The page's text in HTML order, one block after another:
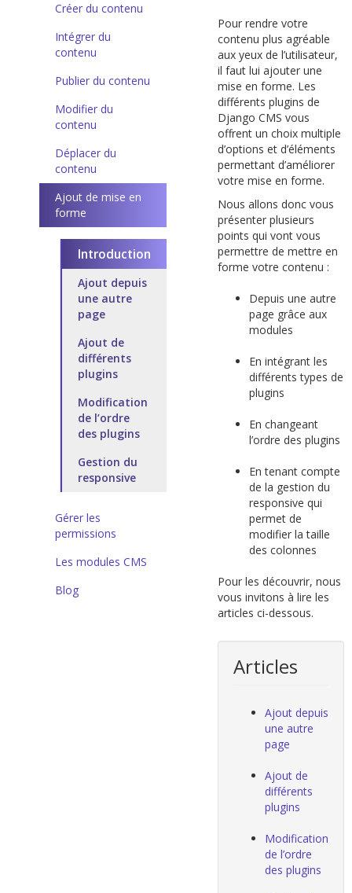
Créer du contenu
Intégrer du
contenu
Publier du contenu
Modifier du
contenu
Déplacer du
contenu
Ajout de mise en
forme
Introduction
Ajout depuis
une autre
page
Ajout de
différents
plugins
Modification
de l’ordre
des plugins
Gestion du
responsive
Gérer les
permissions
Les modules CMS
Blog
Pour rendre votre
contenu plus agréable
aux yeux de l’utilisateur,
il faut lui ajouter une
mise en forme. Les
différents plugins de
Django CMS vous
offrent un choix multiple
d’options et d’éléments
permettant d’améliorer
votre mise en forme.
Nous allons donc vous
présenter plusieurs
points qui vont vous
permettre de mettre en
forme votre contenu :
Depuis une autre
page grâce aux
modules
En intégrant les
différents types de
plugins
En changeant
l’ordre des plugins
En tenant compte
de la gestion du
responsive qui
permet de
modifier la taille
des colonnes
Pour les découvrir, nous
vous invitons à lire les
articles ci-dessous.
Articles
Ajout depuis
une autre
page
Ajout de
différents
plugins
Modification
de l’ordre
des plugins